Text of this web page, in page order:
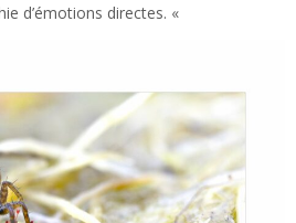
d’émotions directes. «